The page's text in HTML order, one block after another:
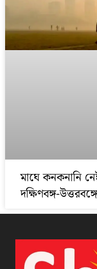
মাঘে কনকনানি
দক্ষিণবঙ্গ-